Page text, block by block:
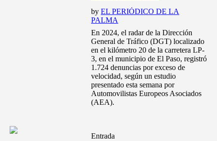
byEL PERIÓDICO DE LA
PALMA
En 2024, el radar de la Dirección
General de Tráfico (DGT) localizado
en el kilómetro 20 de la carretera LP-
3, en el municipio de El Paso, registró
1.724 denuncias por exceso de
velocidad, según un estudio
presentado esta semana por
Automovilistas Europeos Asociados
(AEA).
Entrada